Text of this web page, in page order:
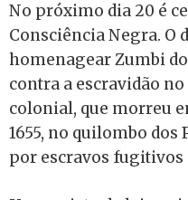
No próximo dia 20 é
Consciência Negra. O
homenagear Zumbi
contra a escravidão
colonial, que morreu
1655, no quilombo
por escravos fugitivos